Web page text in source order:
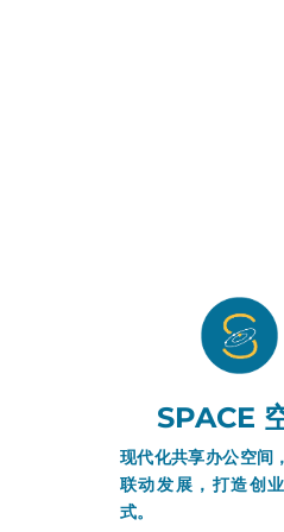
SPACE
现代化共享办公空间
联动发展，打造创
式。